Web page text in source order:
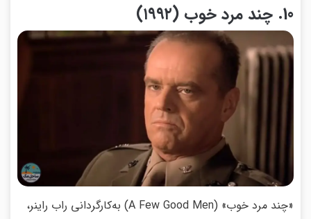
10. چند مرد خوب (۱۹۹۲)
«چند مرد خوب» (A Few Good Men) به‌کارگردانی راب راینر،